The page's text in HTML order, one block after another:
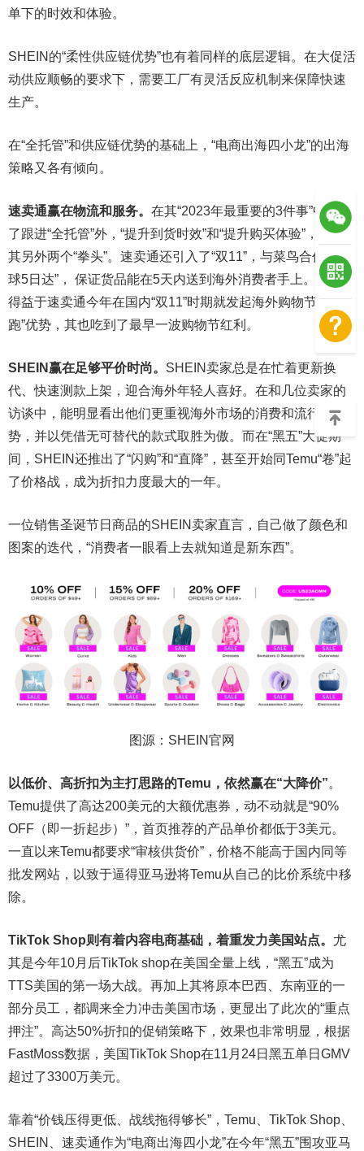
单下的时效和体验。
SHEIN的“柔性供应链优势”也有着同样的底层逻辑。在大促活
动供应顺畅的要求下，需要工厂有灵活反应机制来保障快速
生产。
在“全托管”和供应链优势的基础上，“电商出海四小龙”的出海
策略又各有倾向。
速卖通赢在物流和服务。 在其“2023年最重要的3件事”中，除
了跟进“全托管”外，“提升到货时效”和“提升购买体验”，成为
其另外两个“拳头”。速卖通还引入了“双11”，与菜鸟合作了“全
球5日达”， 保证货品能在5天内送到海外消费者手上。此外，
得益于速卖通今年在国内“双11”时期就发起海外购物节的“抢
跑”优势，其也吃到了最早一波购物节红利。
SHEIN赢在足够平价时尚。 SHEIN卖家总是在忙着更新换
代、快速测款上架，迎合海外年轻人喜好。在和几位卖家的
访谈中，能明显看出他们更重视海外市场的消费和流行趋
势，并以凭借无可替代的款式取胜为傲。而在“黑五”大促期
间，SHEIN还推出了“闪购”和“直降”，甚至开始同Temu“卷”起
了价格战，成为折扣力度最大的一年。
一位销售圣诞节日商品的SHEIN卖家直言，自己做了颜色和
图案的迭代，“消费者一眼看上去就知道是新东西”。
图源：SHEIN官网
以低价、高折扣为主打思路的Temu，依然赢在“大降价”。
Temu提供了高达200美元的大额优惠券，动不动就是“90%
OFF（即一折起步）”，首页推荐的产品单价都低于3美元。
一直以来Temu都要求“审核供货价”，价格不能高于国内同等
批发网站，以致于逼得亚马逊将Temu从自己的比价系统中移
除。
TikTok Shop则有着内容电商基础，着重发力美国站点。 尤
其是今年10月后TikTok shop在美国全量上线，“黑五”成为
TTS美国的第一场大战。再加上其将原本巴西、东南亚的一
部分员工，都调来全力冲击美国市场，更显出了此次的“重点
押注”。高达50%折扣的促销策略下，效果也非常明显，根据
FastMoss数据，美国TikTok Shop在11月24日黑五单日GMV
超过了3300万美元。
靠着“价钱压得更低、战线拖得够长”，Temu、TikTok Shop、
SHEIN、速卖通作为“电商出海四小龙”在今年“黑五”围攻亚马